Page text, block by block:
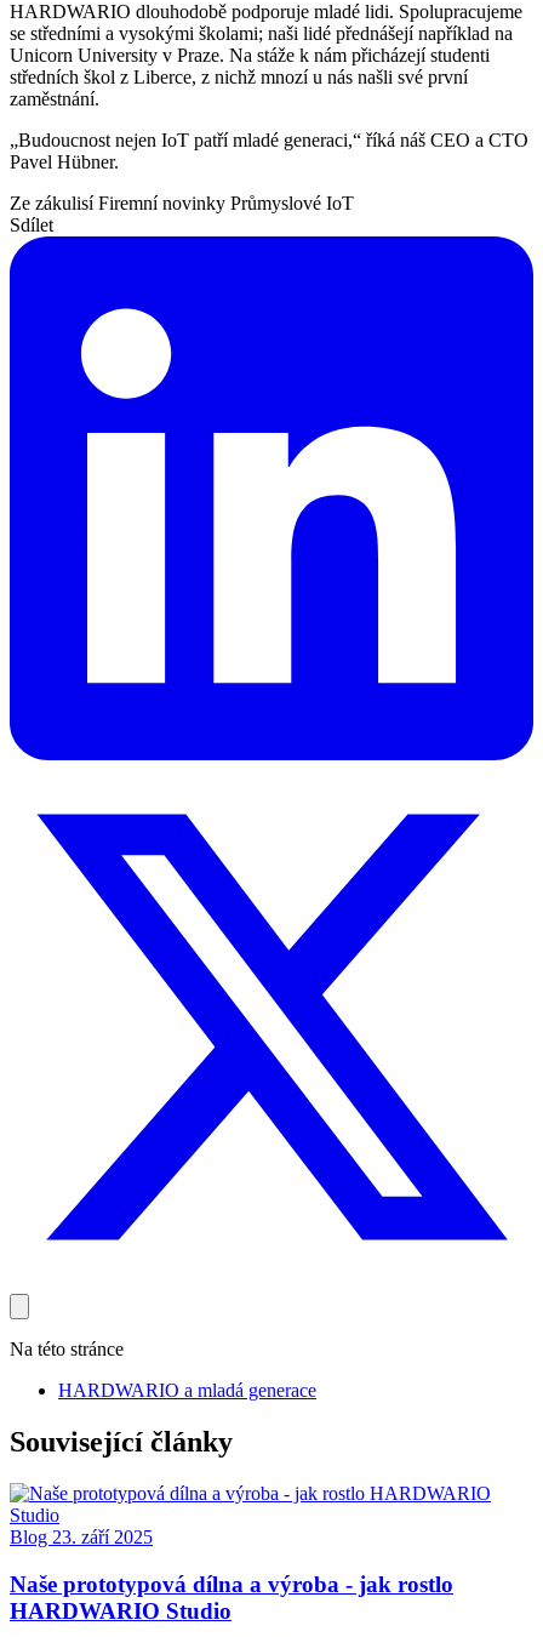
HARDWARIO dlouhodobě podporuje mladé lidi. Spolupracujeme
se středními a vysokými školami; naši lidé přednášejí například na
Unicorn University v Praze. Na stáže k nám přicházejí studenti
středních škol z Liberce, z nichž mnozí u nás našli své první
zaměstnání.
„Budoucnost nejen IoT patří mladé generaci,“ říká náš CEO a CTO
Pavel Hübner.
Ze zákulisíFiremní novinky Průmyslové IoT
Sdílet
Na této stránce
HARDWARIO a mladá generace
Související články
Blog 23. září 2025
Naše prototypová dílna a výroba - jak rostlo
HARDWARIO Studio